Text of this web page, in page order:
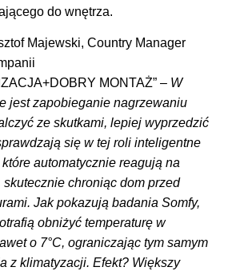
do wnętrza.
Majewski, Country Manager
MONTAŻ” – W
jest zapobieganie nagrzewaniu
ze skutkami, lepiej wyprzedzić
się w tej roli inteligentne
automatycznie reagują na
chroniąc dom przed
Jak pokazują badania Somfy,
obniżyć temperaturę w
o 7°C, ograniczając tym samym
z klimatyzacji. Efekt? Większy